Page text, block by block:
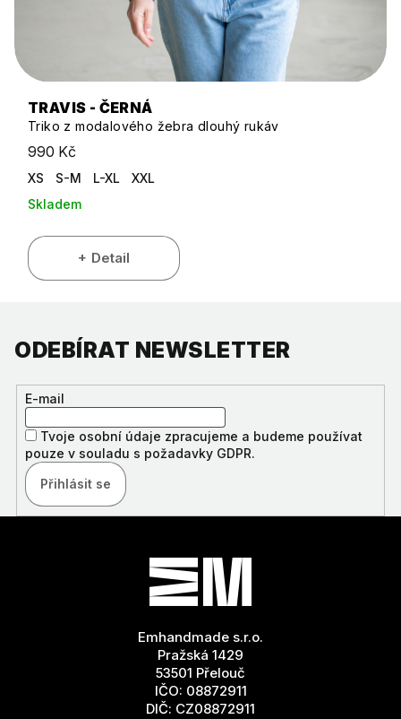
TRAVIS - ČERNÁ
Triko z modalového žebra dlouhý rukáv
990 Kč
XS S-M L-XL
XXL
Skladem
Detail
ODEBÍRAT NEWSLETTER
E-mail
Tvoje osobní údaje zpracujeme a budeme používat
pouze v souladu s požadavky GDPR.
Přihlásit se
Emhandmade s.r.o.
Pražská 1429
53501 Přelouč
IČO: 08872911
DIČ: CZ08872911